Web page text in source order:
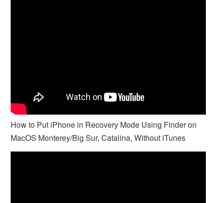
How to Put iPhone in Recovery Mode Using Finder on
MacOS Monterey/Big Sur, Catalina, Without iTunes